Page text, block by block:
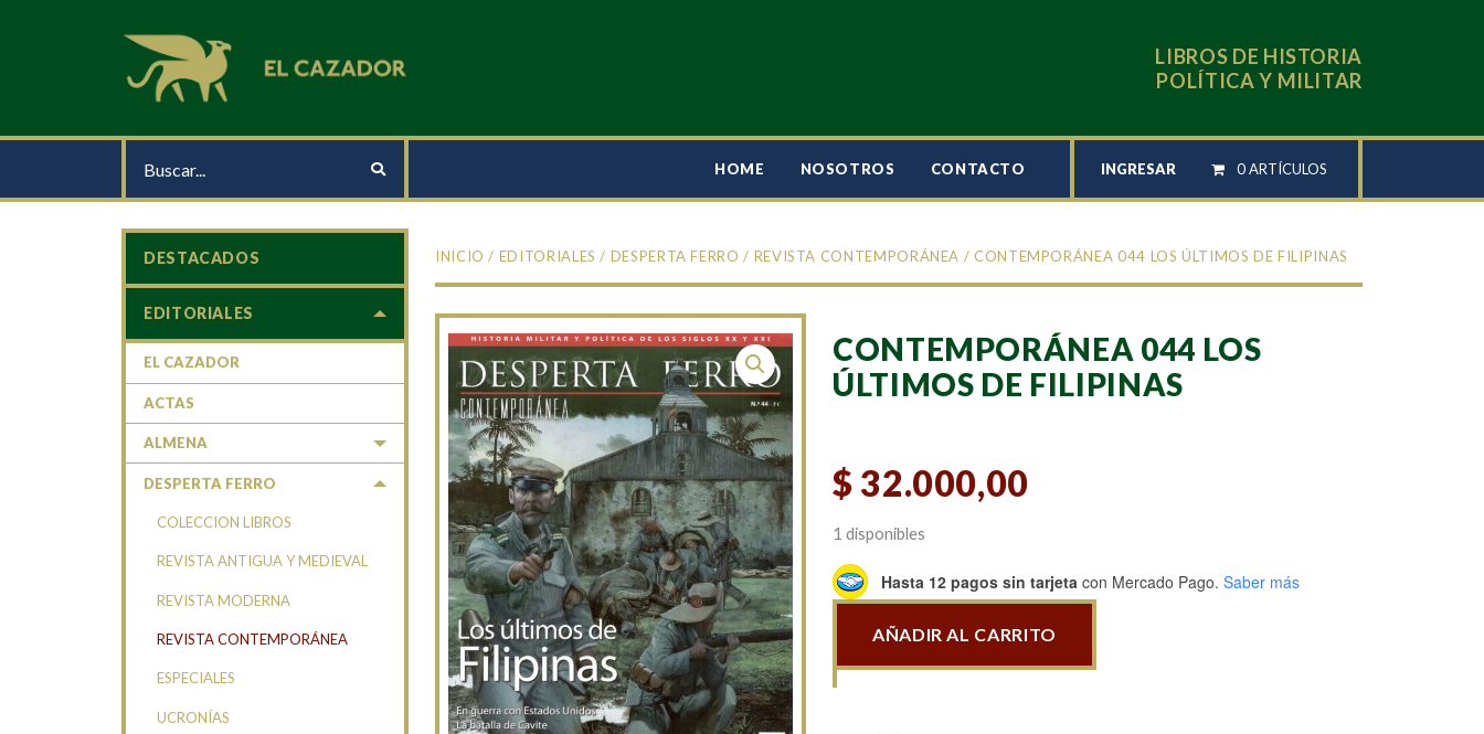
LIBROS DE HISTORIA
POLÍTICA Y MILITAR
HOME NOSOTROS CONTACTO INGRESAR 0 ARTÍCULOS
INICIO / EDITORIALES / DESPERTA FERRO / REVISTA CONTEMPORÁNEA / CONTEMPORÁNEA 044 LOS ÚLTIMOS DE FILIPINAS
CONTEMPORÁNEA 044 LOS
ÚLTIMOS DE FILIPINAS
$ 32.000,00
1 disponibles
Hasta 12 pagos sin tarjeta con Mercado Pago. Saber más
044
AÑADIR AL CARRITO
DESTACADOS
EDITORIALES
EL CAZADOR
ACTAS
ALMENA
DESPERTA FERRO
COLECCION LIBROS
REVISTA ANTIGUA Y MEDIEVAL
REVISTA MODERNA
REVISTA CONTEMPORÁNEA
ESPECIALES
UCRONÍAS